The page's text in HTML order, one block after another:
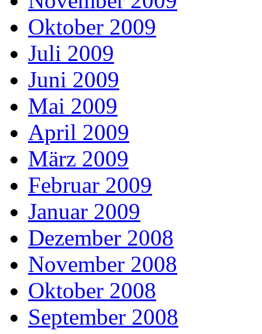
Oktober 2009
Juli 2009
Juni 2009
Mai 2009
April 2009
März 2009
Februar 2009
Januar 2009
Dezember 2008
November 2008
Oktober 2008
September 2008